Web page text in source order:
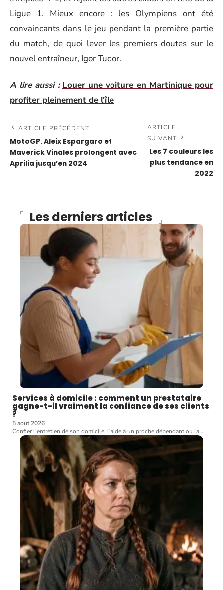
Ligue 1. Mieux encore : les Olympiens ont été
convaincants dans le jeu pendant la première partie
du match, de quoi lever les premiers doutes sur le
nouvel entraîneur, Igor Tudor.
A lire aussi : Louer une voiture en Martinique pour
profiter pleinement de l'île
ARTICLE PRÉCÉDENT
MotoGP. Aleix Espargaro et
Maverick Vinales prolongent avec
Aprilia jusqu’en 2024
ARTICLE
SUIVANT
Les 7 couleurs les
plus tendance en
2022
Les derniers articles
Services à domicile : comment un prestataire
gagne-t-il vraiment la confiance de ses clients
?
5 août 2026
Confier l'entretien de son domicile, l'aide à un proche dépendant ou la…